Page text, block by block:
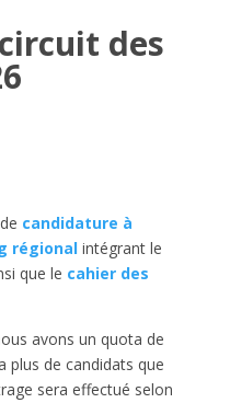
des
candidature à
régionalintégrant le
que le cahier des
avons un quota de
plus de candidats que
sera effectué selon